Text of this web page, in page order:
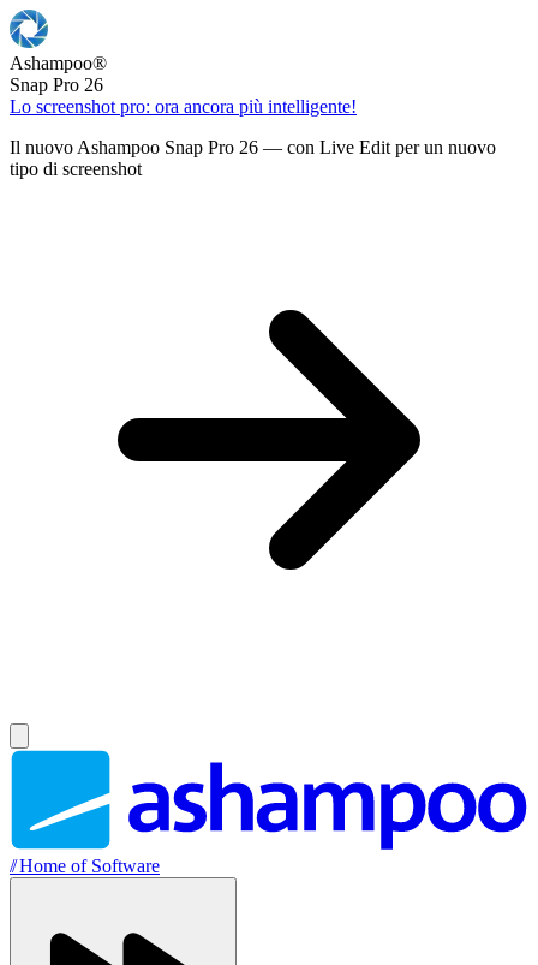
Ashampoo®
Snap Pro 26
Lo screenshot pro: ora ancora più intelligente!
Il nuovo Ashampoo Snap Pro 26 — con Live Edit per un nuovo
tipo di screenshot
//Home of Software